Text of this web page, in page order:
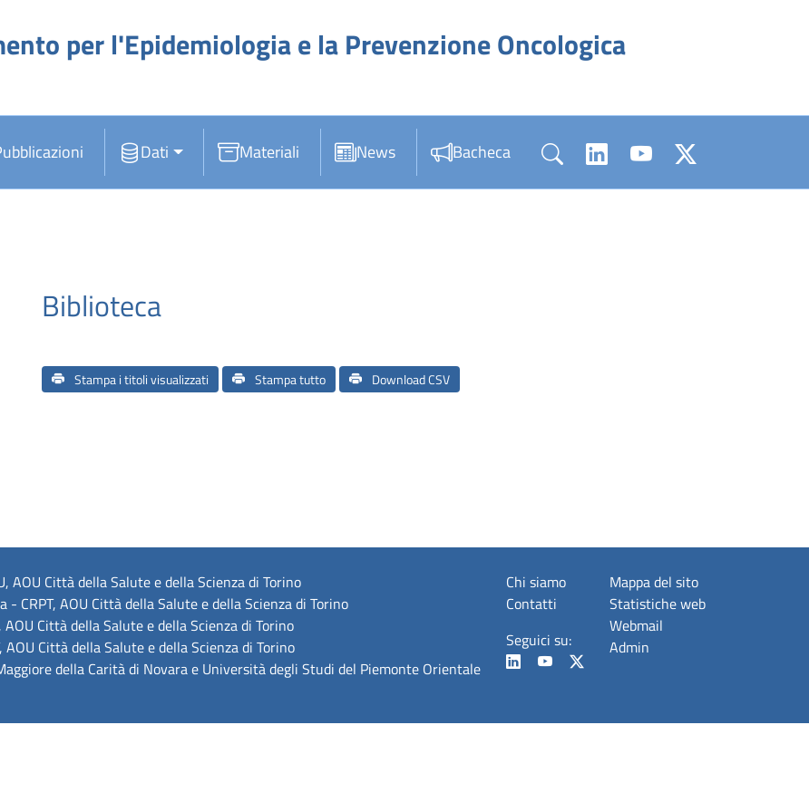
per l'Epidemiologia e la Prevenzione Oncologica
Dati Materiali News Bacheca
Biblioteca
Stampa i titoli visualizzati Stampa tutto Download CSV
AOU Città della Salute e della Scienza di Torino
CRPT, AOU Città della Salute e della Scienza di Torino
Città della Salute e della Scienza di Torino
Città della Salute e della Scienza di Torino
della Carità di Novara e Università degli Studi del Piemonte Orientale
Chi siamo
Contatti
Seguici su:
Mappa del sito
Statistiche web
Webmail
Admin